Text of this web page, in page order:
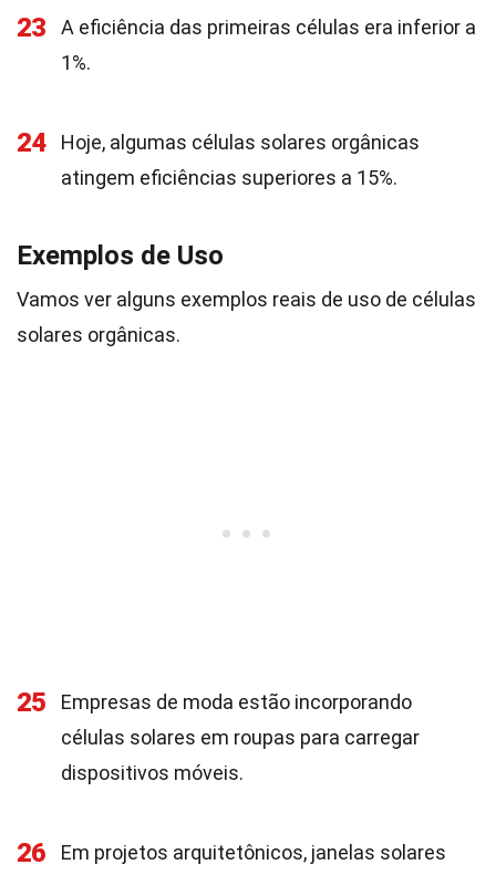
23
A eficiência das primeiras células era inferior a
1%.
24
Hoje, algumas células solares orgânicas
atingem eficiências superiores a 15%.
Exemplos de Uso
Vamos ver alguns exemplos reais de uso de células
solares orgânicas.
25
Empresas de moda estão incorporando
células solares em roupas para carregar
dispositivos móveis.
26
Em projetos arquitetônicos, janelas solares